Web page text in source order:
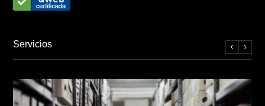
Servicios